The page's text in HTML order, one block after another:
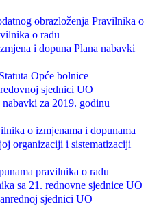
obrazloženja Pravilnika o
o radu
i dopuna Plana nabavki
Opće bolnice
sjednici UO
za 2019. godinu
o izmjenama i dopunama
organizaciji i sistematizaciji
pravilnika o radu
sa 21. rednovne sjednice UO
sjednici UO